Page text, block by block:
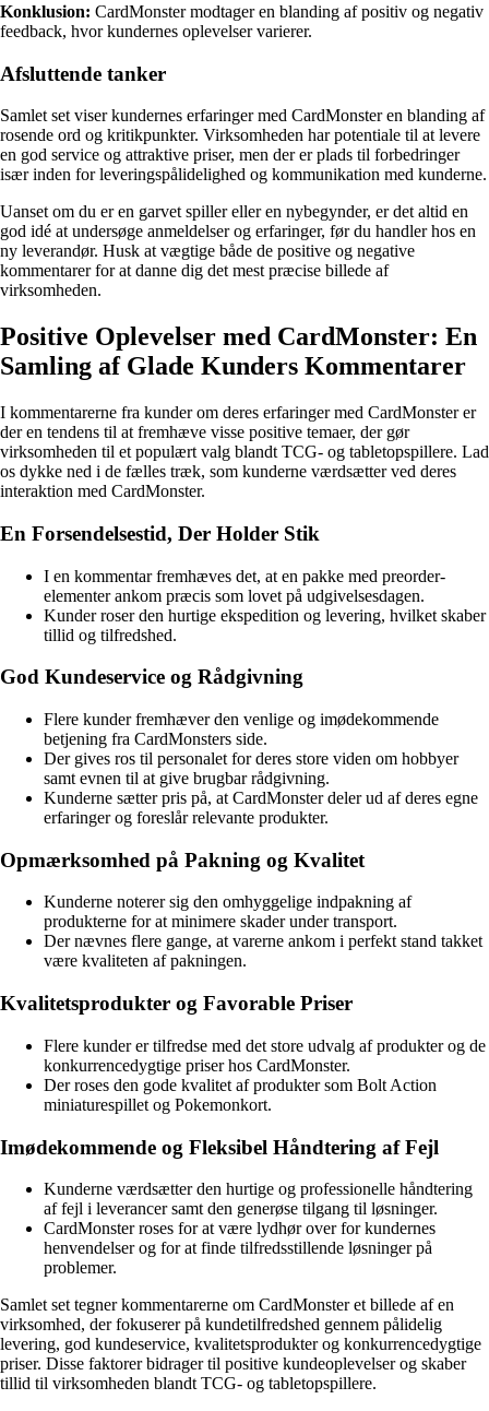
Konklusion: CardMonster modtager en blanding af positiv og negativ
feedback, hvor kundernes oplevelser varierer.
Afsluttende tanker
Samlet set viser kundernes erfaringer med CardMonster en blanding af
rosende ord og kritikpunkter. Virksomheden har potentiale til at levere
en god service og attraktive priser, men der er plads til forbedringer
især inden for leveringspålidelighed og kommunikation med kunderne.
Uanset om du er en garvet spiller eller en nybegynder, er det altid en
god idé at undersøge anmeldelser og erfaringer, før du handler hos en
ny leverandør. Husk at vægtige både de positive og negative
kommentarer for at danne dig det mest præcise billede af
virksomheden.
Positive Oplevelser med CardMonster: En
Samling af Glade Kunders Kommentarer
I kommentarerne fra kunder om deres erfaringer med CardMonster er
der en tendens til at fremhæve visse positive temaer, der gør
virksomheden til et populært valg blandt TCG- og tabletopspillere. Lad
os dykke ned i de fælles træk, som kunderne værdsætter ved deres
interaktion med CardMonster.
En Forsendelsestid, Der Holder Stik
I en kommentar fremhæves det, at en pakke med preorder-
elementer ankom præcis som lovet på udgivelsesdagen.
Kunder roser den hurtige ekspedition og levering, hvilket skaber
tillid og tilfredshed.
God Kundeservice og Rådgivning
Flere kunder fremhæver den venlige og imødekommende
betjening fra CardMonsters side.
Der gives ros til personalet for deres store viden om hobbyer
samt evnen til at give brugbar rådgivning.
Kunderne sætter pris på, at CardMonster deler ud af deres egne
erfaringer og foreslår relevante produkter.
Opmærksomhed på Pakning og Kvalitet
Kunderne noterer sig den omhyggelige indpakning af
produkterne for at minimere skader under transport.
Der nævnes flere gange, at varerne ankom i perfekt stand takket
være kvaliteten af pakningen.
Kvalitetsprodukter og Favorable Priser
Flere kunder er tilfredse med det store udvalg af produkter og de
konkurrencedygtige priser hos CardMonster.
Der roses den gode kvalitet af produkter som Bolt Action
miniaturespillet og Pokemonkort.
Imødekommende og Fleksibel Håndtering af Fejl
Kunderne værdsætter den hurtige og professionelle håndtering
af fejl i leverancer samt den generøse tilgang til løsninger.
CardMonster roses for at være lydhør over for kundernes
henvendelser og for at finde tilfredsstillende løsninger på
problemer.
Samlet set tegner kommentarerne om CardMonster et billede af en
virksomhed, der fokuserer på kundetilfredshed gennem pålidelig
levering, god kundeservice, kvalitetsprodukter og konkurrencedygtige
priser. Disse faktorer bidrager til positive kundeoplevelser og skaber
tillid til virksomheden blandt TCG- og tabletopspillere.